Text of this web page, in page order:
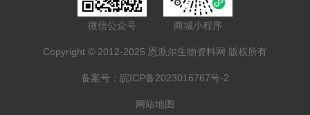
微信公众号 商城小程序
Copyright © 2012-2025 恩派尔生物资料网 版权所有
备案号： 皖ICP备2023016767号-2
网站地图